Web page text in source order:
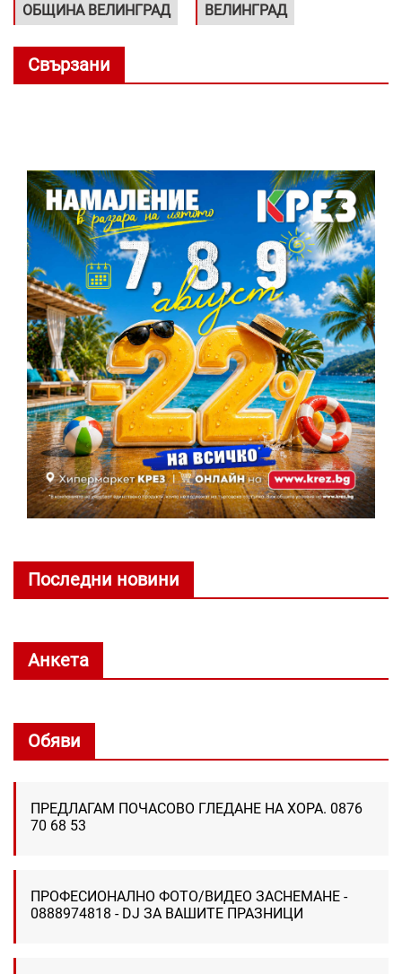
ОБЩИНА ВЕЛИНГРАД ВЕЛИНГРАД
Свързани
Последни новини
Анкета
Обяви
ПРЕДЛАГАМ ПОЧАСОВО ГЛЕДАНЕ НА ХОРА. 0876
70 68 53
ПРОФЕСИОНАЛНО ФОТО/ВИДЕО ЗАСНЕМАНЕ -
0888974818 - DJ ЗА ВАШИТЕ ПРАЗНИЦИ